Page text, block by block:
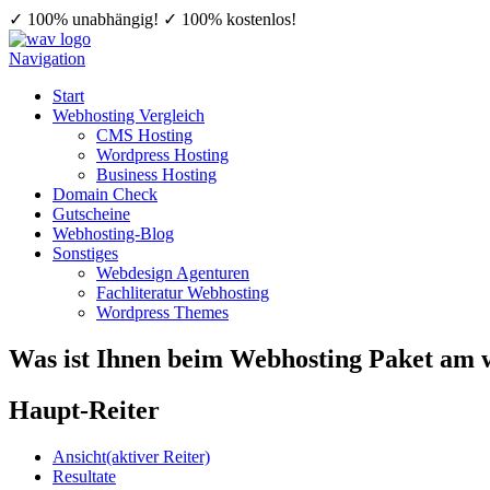
✓ 100% unabhängig! ✓ 100% kostenlos!
Navigation
Start
Webhosting Vergleich
CMS Hosting
Wordpress Hosting
Business Hosting
Domain Check
Gutscheine
Webhosting-Blog
Sonstiges
Webdesign Agenturen
Fachliteratur Webhosting
Wordpress Themes
Was ist Ihnen beim Webhosting Paket am
Haupt-Reiter
Ansicht(aktiver Reiter)
Resultate